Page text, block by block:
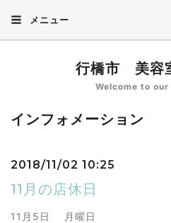
メニュー
行橋市 美容
Welcome to
インフォメーション
2018/11/02 10:25
11月の店休日
11月5日 月曜日